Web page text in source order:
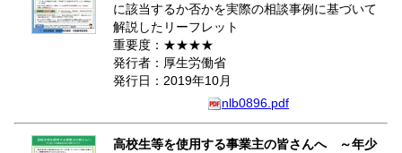
に該当するか否かを実際の相談事例に基づいて
解説したリーフレット
重要度：★★★★
発行者：厚生労働省
発行日：2019年10月
nlb0896.pdf
高校生等を使用する事業主の皆さんへ ～年少